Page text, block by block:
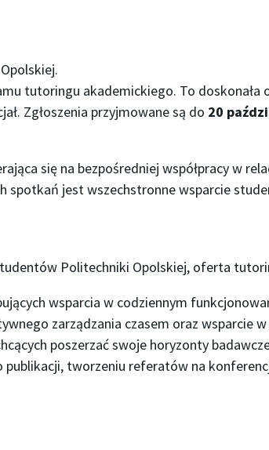
tutoringu akademickiego. To
Zgłoszenia przyjmowane są do 20
się na bezpośredniej współpracy w
spotkań jest wszechstronne wsparcie
Politechniki Opolskiej, oferta
wsparcia w codziennym
zarządzania czasem oraz wsparcie
poszerzać swoje horyzonty
tworzeniu referatów na